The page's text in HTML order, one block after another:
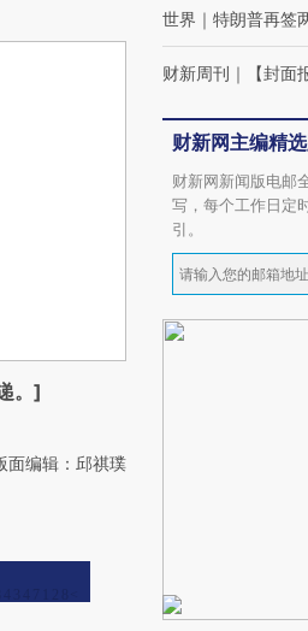
。]
面编辑：邱祺璞
世界 ｜ 特朗普再签
财新周刊 ｜ 【封
财新网主编精
财新网新闻版电邮
写，每个工作日定
引。